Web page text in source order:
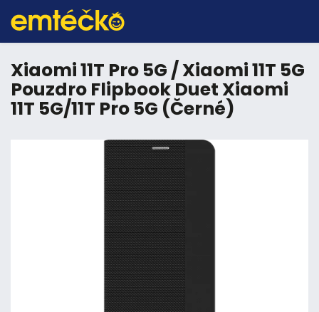
Xiaomi 11T Pro 5G / Xiaomi 11T 5G
Pouzdro Flipbook Duet Xiaomi
11T 5G/11T Pro 5G (Černé)